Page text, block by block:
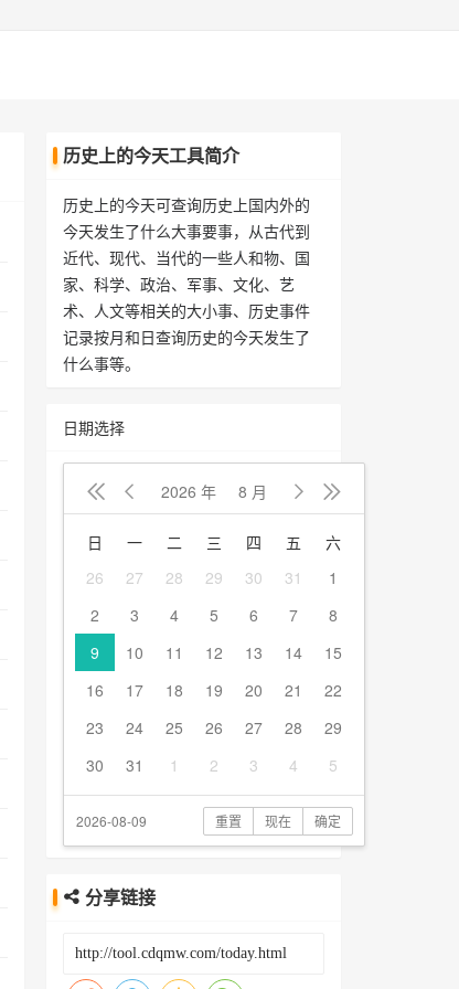
历史上的今天工具简介
历史上的今天可查询历史上国内外的
今天发生了什么大事要事，从古代到
近代、现代、当代的一些人和物、国
家、科学、政治、军事、文化、艺
术、人文等相关的大小事、历史事件
记录按月和日查询历史的今天发生了
什么事等。
日期选择
  2026 年 8 月  
日 一 二 三 四 五
六
26
27 28 29 30 31
1
2
3 4 5 6 7
8
9
10 11 12 13 14
15
16
17 18 19 20 21
22
23
24 25 26 27 28
29
30
31 1 2 3 4 5
2026-08-09 重置 现在 确定
分享链接